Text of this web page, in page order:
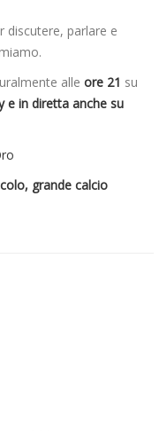
discutere, parlare e
alle ore 21 su
e in diretta anche su
grande calcio